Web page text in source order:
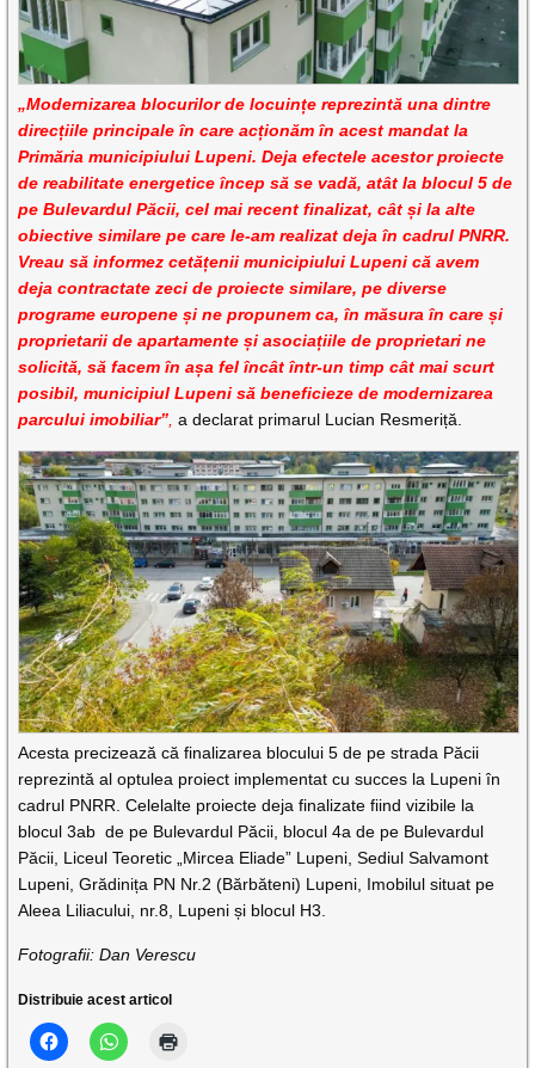
„Modernizarea blocurilor de locuințe reprezintă una dintre
direcțiile principale în care acționăm în acest mandat la
Primăria municipiului Lupeni. Deja efectele acestor proiecte
de reabilitate energetice încep să se vadă, atât la blocul 5 de
pe Bulevardul Păcii, cel mai recent finalizat, cât și la alte
obiective similare pe care le-am realizat deja în cadrul PNRR.
Vreau să informez cetățenii municipiului Lupeni că avem
deja contractate zeci de proiecte similare, pe diverse
programe europene și ne propunem ca, în măsura în care și
proprietarii de apartamente și asociațiile de proprietari ne
solicită, să facem în așa fel încât într-un timp cât mai scurt
posibil, municipiul Lupeni să beneficieze de modernizarea
parcului imobiliar”, a declarat primarul Lucian Resmeriță.
Acesta precizează că finalizarea blocului 5 de pe strada Păcii
reprezintă al optulea proiect implementat cu succes la Lupeni în
cadrul PNRR. Celelalte proiecte deja finalizate fiind vizibile la
blocul 3ab de pe Bulevardul Păcii, blocul 4a de pe Bulevardul
Păcii, Liceul Teoretic „Mircea Eliade” Lupeni, Sediul Salvamont
Lupeni, Grădinița PN Nr.2 (Bărbăteni) Lupeni, Imobilul situat pe
Aleea Liliacului, nr.8, Lupeni și blocul H3.
Fotografii: Dan Verescu
Distribuie acest articol